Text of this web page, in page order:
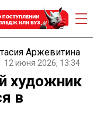
Аржевитина
12 июня 2026, 13:34
художник
в